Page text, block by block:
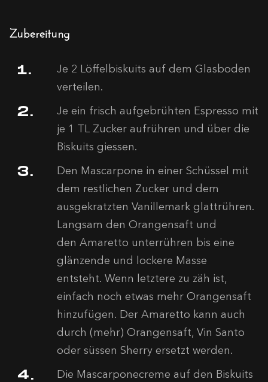
Zubereitung
Je 2 Löffelbiskuits auf dem Glasboden
verteilen.
Je ein frisch aufgebrühten Espresso mit
je 1 TL Zucker aufrühren und über die
Biskuits giessen.
Den Mascarpone in einer Schüssel mit
dem restlichen Zucker und dem
ausgekratzten Vanillemark glattrühren.
Langsam den Orangensaft und
den Amaretto unterrühren bis eine
glänzende und lockere Masse
entsteht. Wenn letztere zu zäh ist,
einfach noch etwas mehr Orangensaft
hinzufügen. Der Amaretto kann auch
durch (mehr) Orangensaft, Vin Santo
oder süssen Sherry ersetzt werden.
Die Mascarponecreme auf den Biskuits